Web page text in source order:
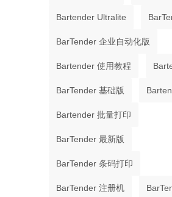
Bartender Ultralite
BarTender 企业自动化版
Bartender 使用教程
BarTender 基础版
Bartender 批量打印
BarTender 最新版
BarTender 条码打印
BarTender 注册机